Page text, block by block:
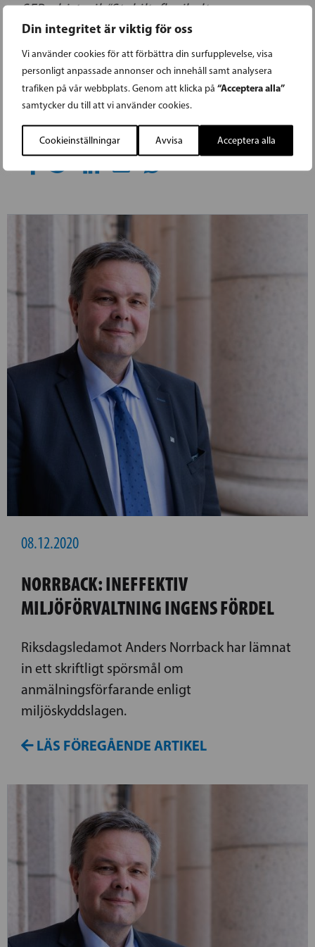
Din integritet är viktig för oss
Vi använder cookies för att förbättra din surfupplevelse, visa
personligt anpassade annonser och innehåll samt analysera
trafiken på vår webbplats. Genom att klicka på “Acceptera alla”
samtycker du till att vi använder cookies.
Cookieinställningar Avvisa Acceptera alla
SFP:s historik “Stabilt, flexibelt,
pragmatiskt” kan beställasHÄR
bland annat följande bokhandlar:
Akademiska Bokhandeln i Helsingfors, Esbo,
Åbo, Tammerfors, Vasa (Gros) och
Jakobstads bokhandel.
08.12.2020
NORRBACK: INEFFEKTIV
MILJÖFÖRVALTNING INGENS FÖRDEL
Riksdagsledamot Anders Norrback har lämnat
in ett skriftligt spörsmål om
anmälningsförfarande enligt
miljöskyddslagen.
LÄS FÖREGÅENDE ARTIKEL